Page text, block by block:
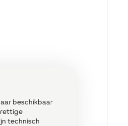
beschikbaar
technisch